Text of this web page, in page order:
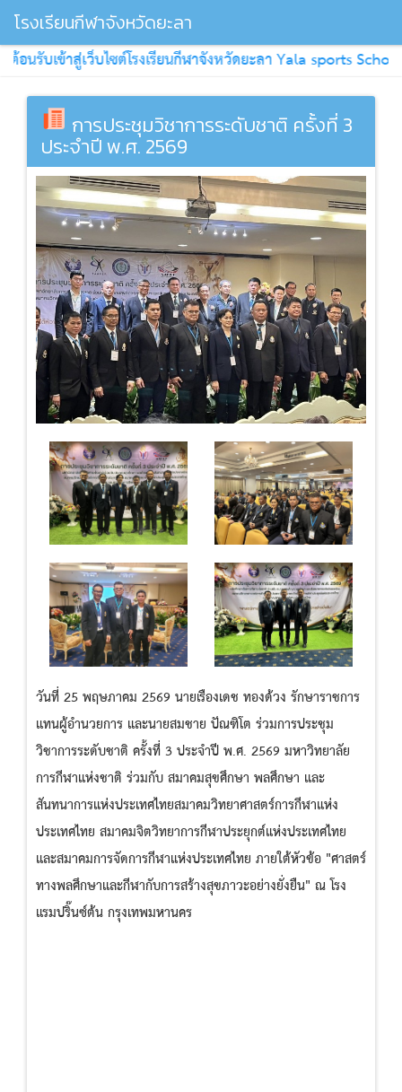
นรับเข้าสู่เว็บไซต์โรงเรียนกีฬาจังหวัดยะลา Yala sports School
โรงเรียนกีฬาจังหวัดยะลา
การประชุมวิชาการระดับชาติ ครั้งที่ 3
ประจำปี พ.ศ. 2569
วันที่ 25 พฤษภาคม 2569 นายเรืองเดช ทองด้วง รักษาราชการ
แทนผู้อำนวยการ และนายสมชาย ปัณฑิโต ร่วมการประชุม
วิชาการระดับชาติ ครั้งที่ 3 ประจำปี พ.ศ. 2569 มหาวิทยาลัย
การกีฬาแห่งชาติ ร่วมกับ สมาคมสุขศึกษา พลศึกษา และ
สันทนาการแห่งประเทศไทยสมาคมวิทยาศาสตร์การกีฬาแห่ง
ประเทศไทย สมาคมจิตวิทยาการกีฬาประยุกต์แห่งประเทศไทย
และสมาคมการจัดการกีฬาแห่งประเทศไทย ภายใต้หัวข้อ "ศาสตร์
ทางพลศึกษาและกีฬากับการสร้างสุขภาวะอย่างยั่งยืน" ณ โรง
แรมปริ๊นซ์ต้น กรุงเทพมหานคร